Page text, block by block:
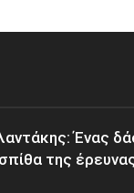
Ένας
της